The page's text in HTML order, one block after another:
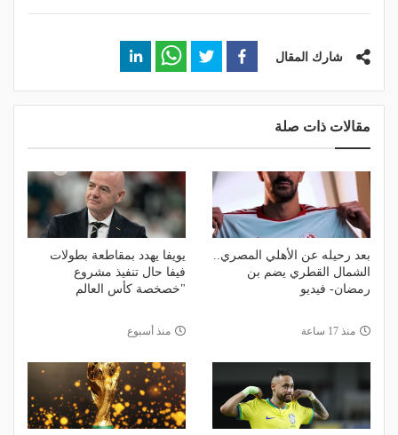
شارك المقال
مقالات ذات صلة
بعد رحيله عن الأهلي المصري..
الشمال القطري يضم بن
رمضان- فيديو
منذ 17 ساعة
يويفا يهدد بمقاطعة بطولات
فيفا حال تنفيذ مشروع
"خصخصة كأس العالم
منذ أسبوع